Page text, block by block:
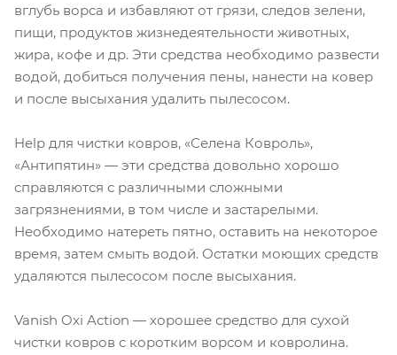
вглубь ворса и избавляют от грязи, следов зелени,
пищи, продуктов жизнедеятельности животных,
жира, кофе и др. Эти средства необходимо развести
водой, добиться получения пены, нанести на ковер
и после высыхания удалить пылесосом.
Help для чистки ковров, «Селена Ковроль»,
«Антипятин» — эти средства довольно хорошо
справляются с различными сложными
загрязнениями, в том числе и застарелыми.
Необходимо натереть пятно, оставить на некоторое
время, затем смыть водой. Остатки моющих средств
удаляются пылесосом после высыхания.
Vanish Oxi Action — хорошее средство для сухой
чистки ковров с коротким ворсом и ковролина.